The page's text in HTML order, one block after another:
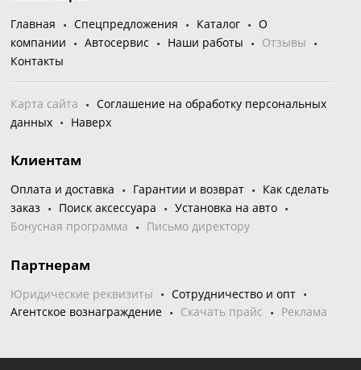
Главная Спецпредложения Каталог
О
компании
Автосервис Наши работы
Отзывы
Контакты
Карта сайта
Соглашение на обработку персональных
данных
Наверх
Клиентам
Оплата и доставка Гарантии и возврат
Как сделать
заказ
Поиск аксессуара
Установка на авто
Бонусная программа
Письмо директору
Партнерам
Юридические реквизиты
Сотрудничество и опт
Агентское вознаграждение
Скачать прайс Реклама